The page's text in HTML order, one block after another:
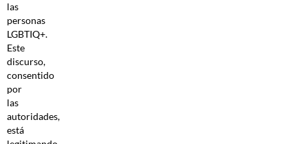
las
personas
LGBTIQ+.
Este
discurso,
consentido
por
las
autoridades,
está